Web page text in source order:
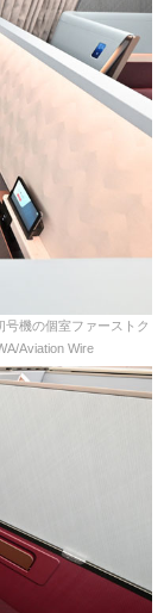
号機の個室ファーストク
Aviation Wire